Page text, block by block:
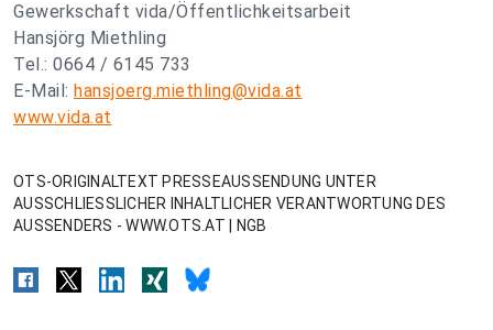
Gewerkschaft vida/Öffentlichkeitsarbeit
Hansjörg Miethling
Tel.: 0664 / 6145 733
E-Mail: hansjoerg.miethling@vida.at
www.vida.at
OTS-ORIGINALTEXT PRESSEAUSSENDUNG UNTER
AUSSCHLIESSLICHER INHALTLICHER VERANTWORTUNG DES
AUSSENDERS - WWW.OTS.AT | NGB